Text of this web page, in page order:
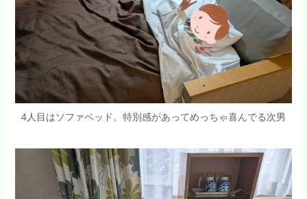
4人目はソファベッド。特別感があってめっちゃ喜んでる次男